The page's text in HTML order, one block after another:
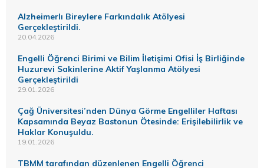
Alzheimerlı Bireylere Farkındalık Atölyesi
Gerçekleştirildi.
20.04.2026
Engelli Öğrenci Birimi ve Bilim İletişimi Ofisi İş Birliğinde
Huzurevi Sakinlerine Aktif Yaşlanma Atölyesi
Gerçekleştirildi
29.01.2026
Çağ Üniversitesi’nden Dünya Görme Engelliler Haftası
Kapsamında Beyaz Bastonun Ötesinde: Erişilebilirlik ve
Haklar Konuşuldu.
19.01.2026
TBMM tarafından düzenlenen Engelli Öğrenci